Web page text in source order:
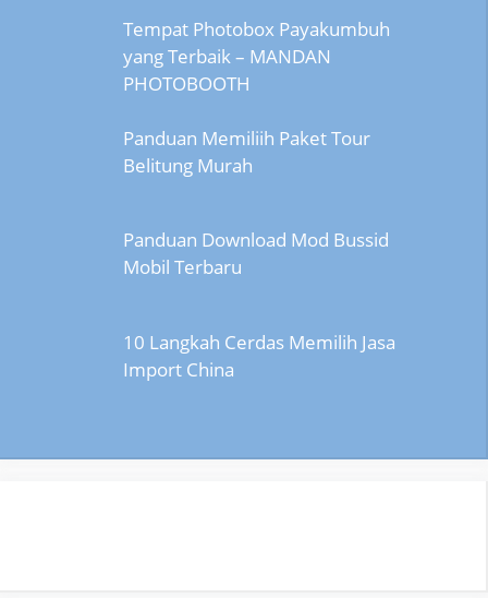
Tempat Photobox Payakumbuh
yang Terbaik – MANDAN
PHOTOBOOTH
Panduan Memiliih Paket Tour
Belitung Murah
Panduan Download Mod Bussid
Mobil Terbaru
10 Langkah Cerdas Memilih Jasa
Import China